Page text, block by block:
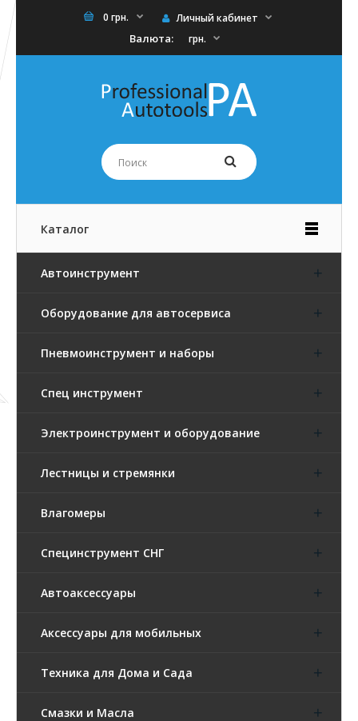
0 грн. Личный кабинет
Валюта: грн.
Каталог
Автоинструмент
Оборудование для автосервиса
Пневмоинструмент и наборы
Спец инструмент
Электроинструмент и оборудование
Лестницы и стремянки
Влагомеры
Специнструмент СНГ
Автоаксессуары
Аксессуары для мобильных
Техника для Дома и Сада
Смазки и Масла